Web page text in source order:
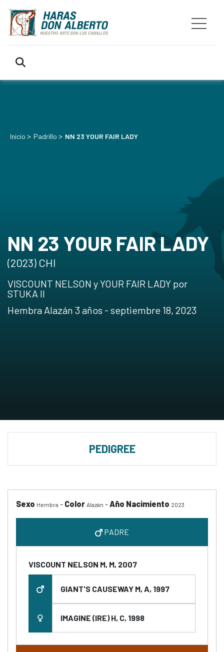
Inicio > Padrillo > NN 23 YOUR FAIR LADY
NN 23 YOUR FAIR LADY
(2023) CHI
VISCOUNT NELSON y YOUR FAIR LADY por
STUKA II
Hembra Alazán 3 años - septiembre 18, 2023
PEDIGREE
Sexo Hembra - Color Alazán -Año Nacimiento 2023
PADRE
VISCOUNT NELSON M, M, 2007
GIANT'S CAUSEWAY M, A, 1997
IMAGINE (IRE) H, C, 1998